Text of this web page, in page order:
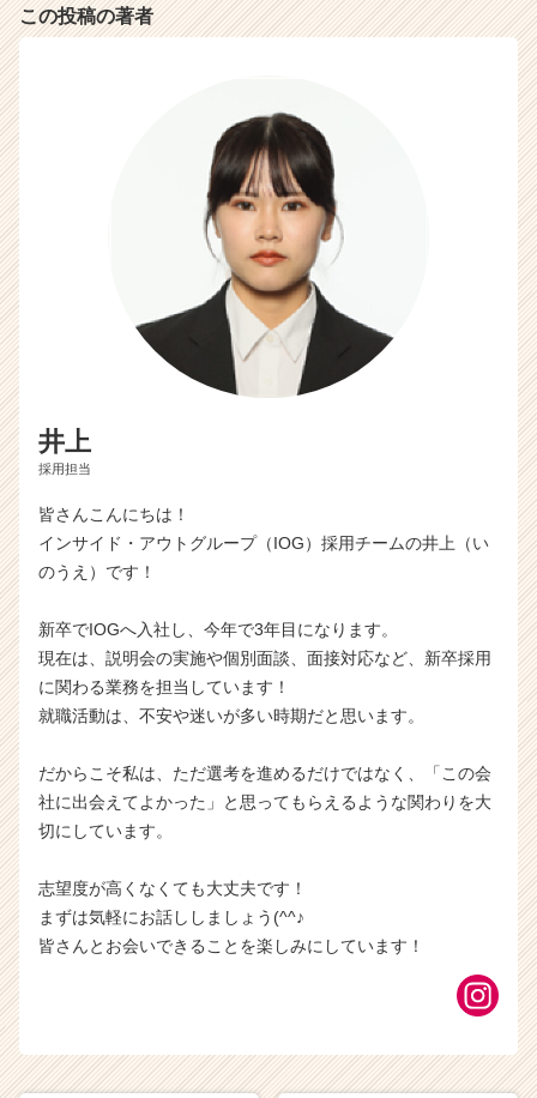
この投稿の著者
井上
採用担当
皆さんこんにちは！
インサイド・アウトグループ（IOG）採用チームの井上（い
のうえ）です！
新卒でIOGへ入社し、今年で3年目になります。
現在は、説明会の実施や個別面談、面接対応など、新卒採用
に関わる業務を担当しています！
就職活動は、不安や迷いが多い時期だと思います。
だからこそ私は、ただ選考を進めるだけではなく、「この会
社に出会えてよかった」と思ってもらえるような関わりを大
切にしています。
志望度が高くなくても大丈夫です！
まずは気軽にお話ししましょう(^^♪
皆さんとお会いできることを楽しみにしています！